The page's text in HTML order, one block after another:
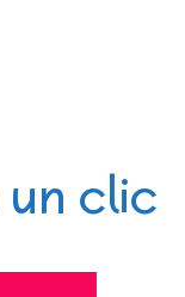
clic